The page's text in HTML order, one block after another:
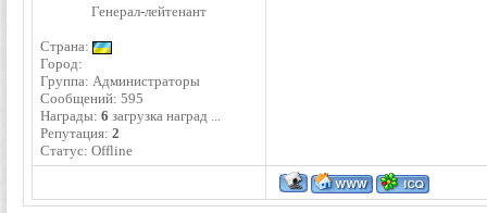
Генерал-лейтенант
Страна:
Город:
Группа: Администраторы
Сообщений: 595
Награды: 6 загрузка наград ...
Репутация: 2
Статус: Offline